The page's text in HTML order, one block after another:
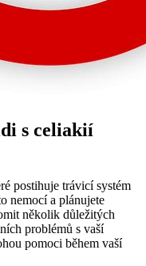
s celiakií
postihuje trávicí systém
nemocí a plánujete
několik důležitých
problémů s vaší
pomoci během vaší